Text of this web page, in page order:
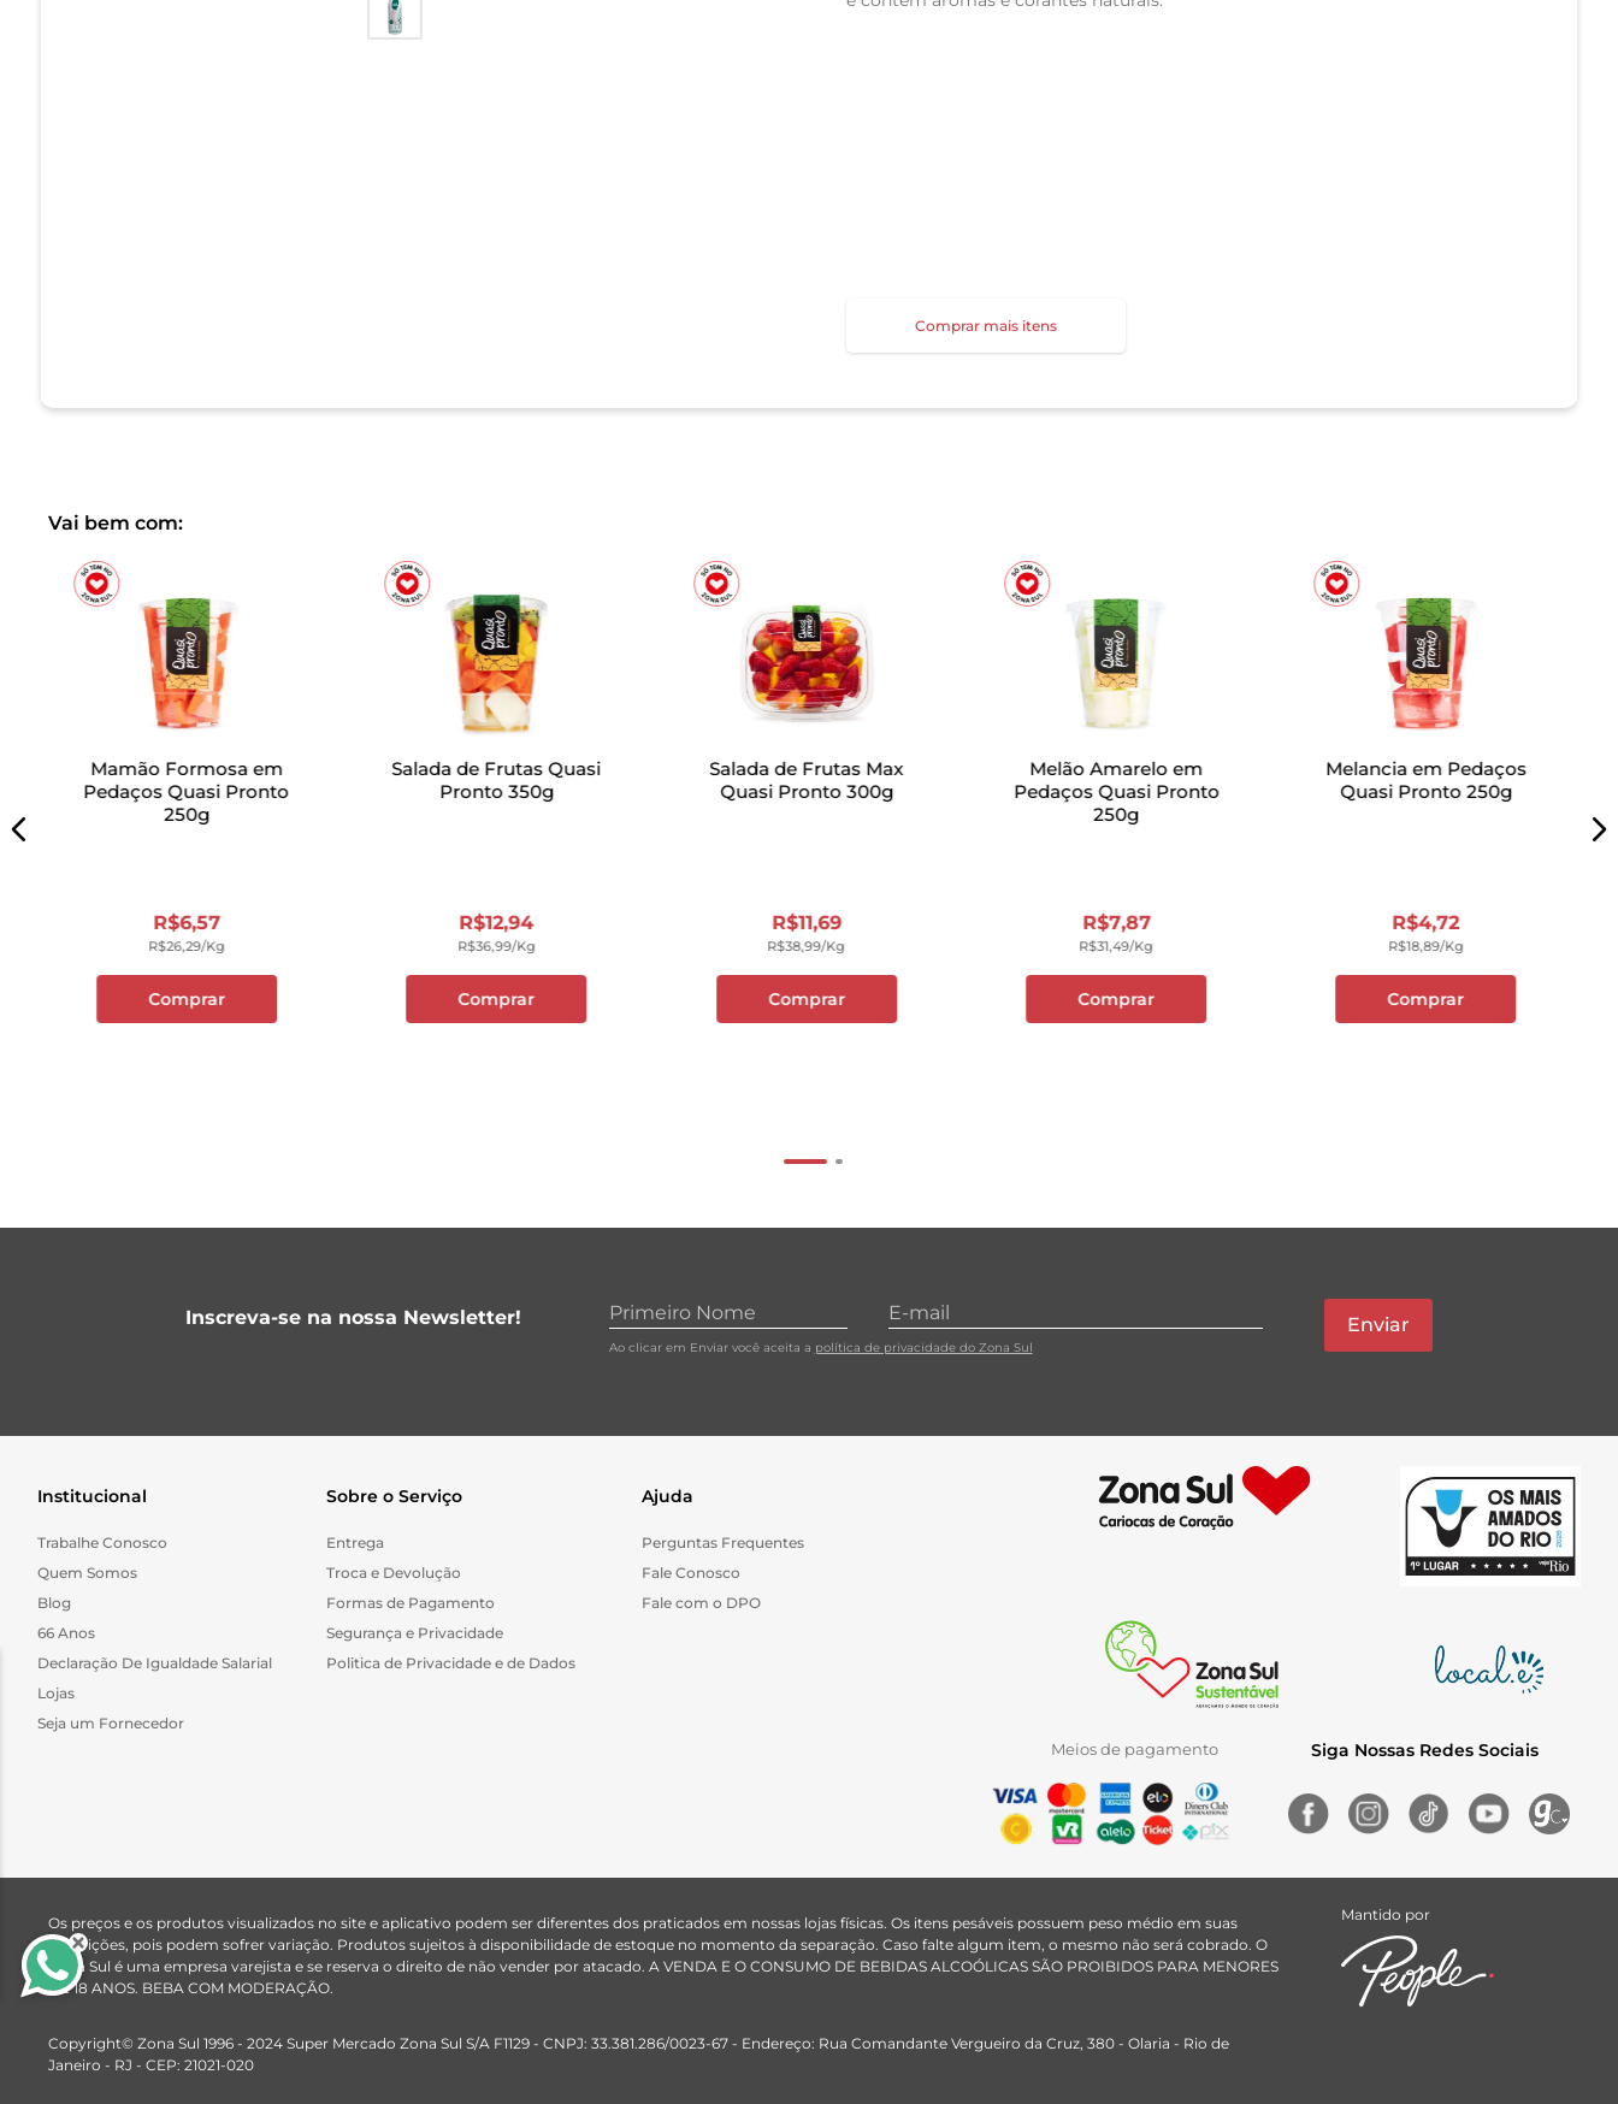
Comprar mais itens
Vai bem com:
Mamão Formosa em
Pedaços Quasi Pronto
250g
R$6,57
R$26,29/kg
Comprar
Salada de Frutas Quasi
Pronto 350g
R$12,94
R$36,99/kg
Comprar
Salada de Frutas Max
Quasi Pronto 300g
R$11,69
R$38,99/kg
Comprar
Melão Amarelo em
Pedaços Quasi Pronto
250g
R$7,87
R$31,49/kg
Comprar
Melancia em Pedaços
Quasi Pronto 250g
R$4,72
R$18,89/kg
Comprar
Inscreva-se na nossa Newsletter!
Ao clicar em Enviar você aceita a política de privacidade do Zona Sul
Enviar
Institucional
Trabalhe Conosco
Quem Somos
Blog
66 Anos
Declaração De Igualdade Salarial
Lojas
Seja um Fornecedor
Sobre o Serviço
Entrega
Troca e Devolução
Formas de Pagamento
Segurança e Privacidade
Politica de Privacidade e de Dados
Ajuda
Perguntas Frequentes
Fale Conosco
Fale com o DPO
Meios de pagamento Siga Nossas Redes Sociais
Os preços e os produtos visualizados no site e aplicativo podem ser diferentes dos praticados em nossas lojas físicas. Os itens pesáveis possuem peso médio em suas
descrições, pois podem sofrer variação. Produtos sujeitos à disponibilidade de estoque no momento da separação. Caso falte algum item, o mesmo não será cobrado. O
Zona Sul é uma empresa varejista e se reserva o direito de não vender por atacado. A VENDA E O CONSUMO DE BEBIDAS ALCOÓLICAS SÃO PROIBIDOS PARA MENORES
DE 18 ANOS. BEBA COM MODERAÇÃO.
Copyright© Zona Sul 1996 - 2024 Super Mercado Zona Sul S/A F1129 - CNPJ: 33.381.286/0023-67 - Endereço: Rua Comandante Vergueiro da Cruz, 380 - Olaria - Rio de
Janeiro - RJ - CEP: 21021-020
Mantido por